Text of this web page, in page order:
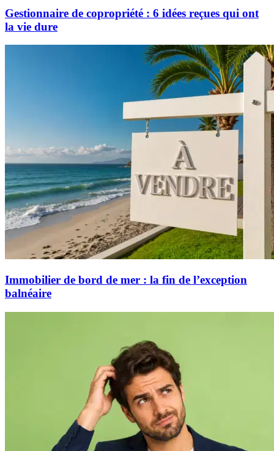
Gestionnaire de copropriété : 6 idées reçues qui ont
la vie dure
Immobilier de bord de mer : la fin de l’exception
balnéaire